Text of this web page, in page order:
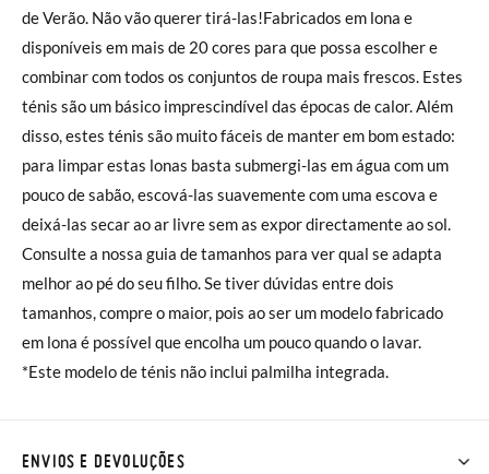
de Verão. Não vão querer tirá-las!Fabricados em lona e
disponíveis em mais de 20 cores para que possa escolher e
combinar com todos os conjuntos de roupa mais frescos. Estes
ténis são um básico imprescindível das épocas de calor. Além
disso, estes ténis são muito fáceis de manter em bom estado:
para limpar estas lonas basta submergi-las em água com um
pouco de sabão, escová-las suavemente com uma escova e
deixá-las secar ao ar livre sem as expor directamente ao sol.
Consulte a nossa guia de tamanhos para ver qual se adapta
melhor ao pé do seu filho. Se tiver dúvidas entre dois
tamanhos, compre o maior, pois ao ser um modelo fabricado
em lona é possível que encolha um pouco quando o lavar.
*Este modelo de ténis não inclui palmilha integrada.
ENVIOS E DEVOLUÇÕES